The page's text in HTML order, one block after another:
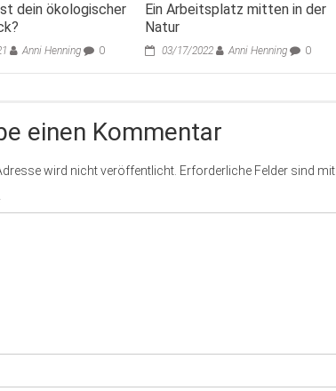
dein ökologischer
Anni Henning 0
Ein Arbeitsplatz mitten in der
Natur
03/17/2022 Anni Henning 0
einen Kommentar
wird nicht veröffentlicht. Erforderliche Felder sind mit